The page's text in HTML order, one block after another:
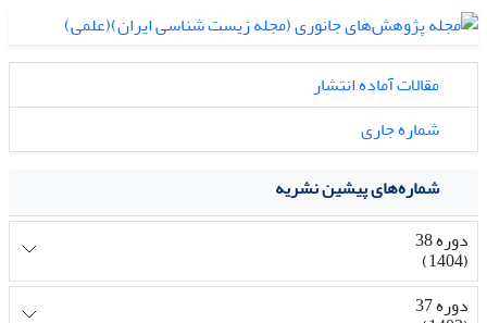
مقالات آماده انتشار
شماره جاری
شماره‌های پیشین نشریه
دوره 38
(1404)
دوره 37